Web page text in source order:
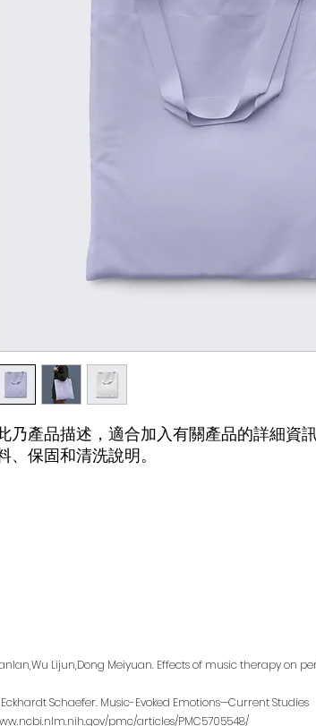
乃產品描述，適合加入有關產品的詳細資
、保固和清洗說明。
Lijun,Dong Meiyuan. Effects of music therapy
Eckhardt Schaefer. Music-Evoked Emotions—Current Studies
pmc/articles/PMC5705548/